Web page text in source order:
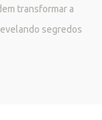
transformar a
segredos